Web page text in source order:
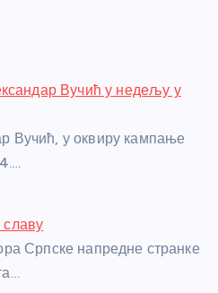
Вучић у недељу у
Вучић, у оквиру кампање
Српске напредне странке